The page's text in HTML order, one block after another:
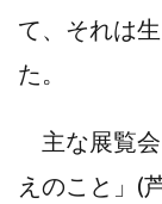
て、それは
た。
主な展覧会
えのこと」(